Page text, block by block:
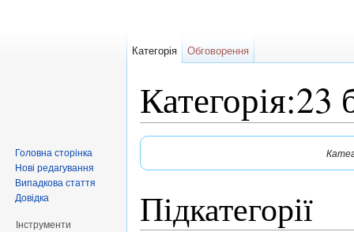
Категорія:23
Підкатегорії
Категорія Обговорення
Головна сторінка
Нові редагування
Випадкова стаття
Довідка
Інструменти